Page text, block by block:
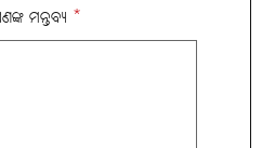
ମନ୍ତବ୍ୟ *